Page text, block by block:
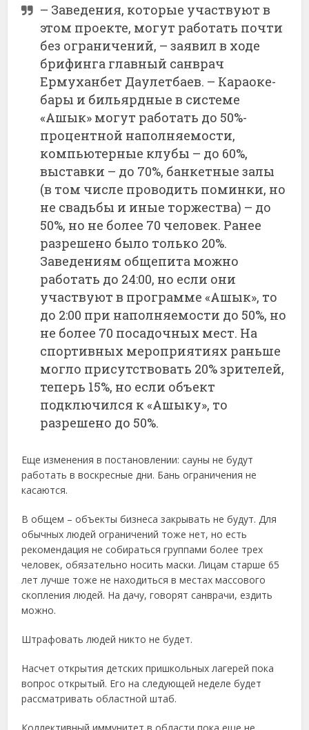
– Заведения, которые участвуют в
этом проекте, могут работать почти
без ограничений, – заявил в ходе
брифинга главный санврач
Ермуханбет Даулетбаев. – Караоке-
бары и бильярдные в системе
«Ашык» могут работать до 50%-
процентной наполняемости,
компьютерные клубы – до 60%,
выставки – до 70%, банкетные залы
(в том числе проводить поминки, но
не свадьбы и иные торжества) – до
50%, но не более 70 человек. Ранее
разрешено было только 20%.
Заведениям общепита можно
работать до 24:00, но если они
участвуют в программе «Ашык», то
до 2:00 при наполняемости до 50%, но
не более 70 посадочных мест. На
спортивных мероприятиях раньше
могло присутствовать 20% зрителей,
теперь 15%, но если объект
подключился к «Ашыку», то
разрешено до 50%.
Еще изменения в постановлении: сауны не будут
работать в воскресные дни. Бань ограничения не
касаются.
В общем – объекты бизнеса закрывать не будут. Для
обычных людей ограничений тоже нет, но есть
рекомендация не собираться группами более трех
человек, обязательно носить маски. Лицам старше 65
лет лучше тоже не находиться в местах массового
скопления людей. На дачу, говорят санврачи, ездить
можно.
Штрафовать людей никто не будет.
Насчет открытия детских пришкольных лагерей пока
вопрос открытый. Его на следующей неделе будет
рассматривать областной штаб.
Коллективный иммунитет в области пока еще не